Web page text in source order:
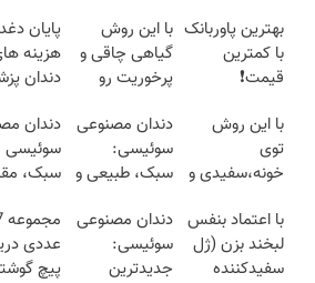
بهترین پاوربانک
با کمترین
قیمت❗
با این روش
گیاهی چاقی و
پرخوریت رو
پایان
هزینه
دندان
کننده
با این روش
توی
خونه،سفیدی و
برگردون
(40%off)
دندان مصنوعی
سوئیسی:
سبک، طبیعی و
تهران
دندان
سوئیسی
سبک،
با اعتماد بنفس
لبخند بزن (ژل
سفیدکننده
دندان مصنوعی
سوئیسی:
جدیدترین
عددی
پیچ